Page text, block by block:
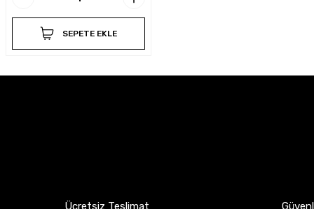
SEPETE EKLE
Ücretsiz Teslimat